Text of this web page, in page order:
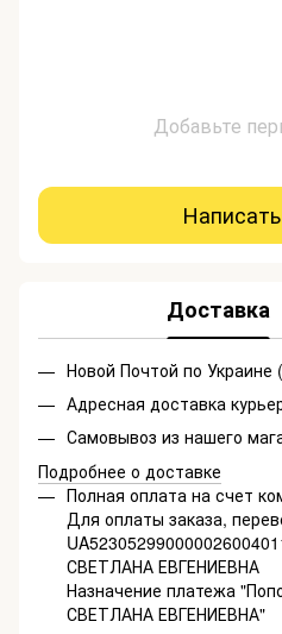
Добавьте
Доставка
Новой Почтой по Украине
Адресная доставка
Самовывоз из нашего
Подробнее о доставке
Полная оплата на счет
Для оплаты заказа,
СВЕТЛАНА ЕВГЕНИЕВНА
Назначение платежа
СВЕТЛАНА ЕВГЕНИЕВНА"